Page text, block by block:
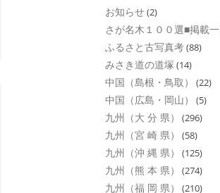
お知らせ(2)
さが名木１００選■掲載
ふるさと古写真考(88)
みさき道の道塚 (14)
中国（島根・鳥取） (22)
中国（広島・岡山） (5)
九州（大 分 県） (296)
九州（宮 崎 県） (58)
九州（沖 縄 県） (125)
九州（熊 本 県） (274)
九州（福 岡 県） (210)